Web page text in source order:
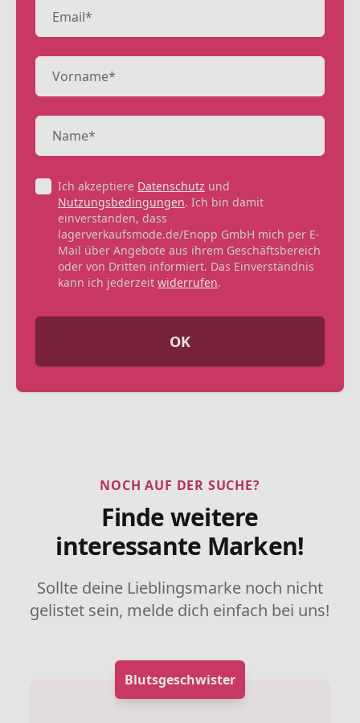
Ich akzeptiere Datenschutz und
Nutzungsbedingungen. Ich bin damit
einverstanden, dass
lagerverkaufsmode.de/Enopp GmbH mich per E-
Mail über Angebote aus ihrem Geschäftsbereich
oder von Dritten informiert. Das Einverständnis
kann ich jederzeit widerrufen.
OK
NOCH AUF DER SUCHE?
Finde weitere
interessante Marken!
Sollte deine Lieblingsmarke noch nicht
gelistet sein, melde dich einfach bei uns!
Blutsgeschwister